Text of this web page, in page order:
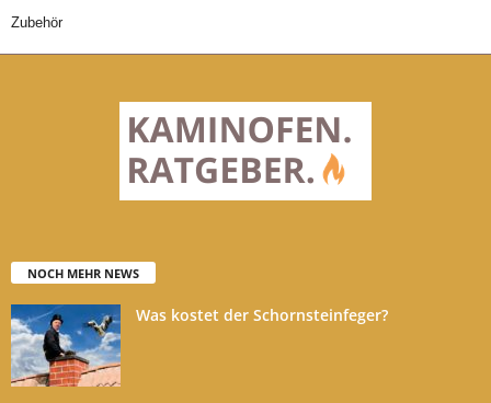
Zubehör
NOCH MEHR NEWS
Was kostet der Schornsteinfeger?